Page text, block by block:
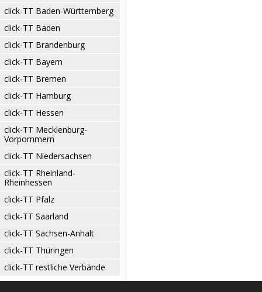
click-TT Baden-Württemberg
click-TT Baden
click-TT Brandenburg
click-TT Bayern
click-TT Bremen
click-TT Hamburg
click-TT Hessen
click-TT Mecklenburg-
Vorpommern
click-TT Niedersachsen
click-TT Rheinland-
Rheinhessen
click-TT Pfalz
click-TT Saarland
click-TT Sachsen-Anhalt
click-TT Thüringen
click-TT restliche Verbände